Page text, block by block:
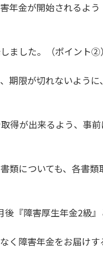
年金が開始されるよう
ました。（ポイント②）
期限が切れないよう
得が出来るよう、事
類についても、各書
『障害厚生年金2級』
く障害年金をお届けす